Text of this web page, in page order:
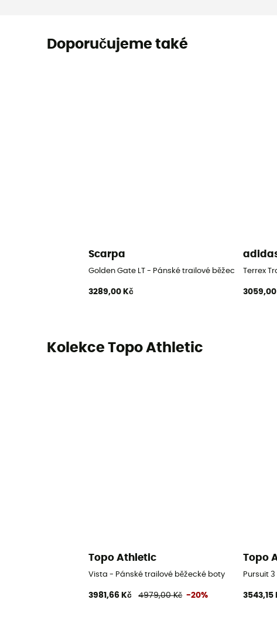
Doporučujeme také
Scarpa
Golden Gate LT - Pánské trailové běžecké boty
3289,00 Kč
Terrex
Kolekce Topo Athletic
Topo Athletic
Vista - Pánské trailové běžecké boty
3981,66 Kč 4979,00 Kč -20%
Topo
Pursuit
3543,15